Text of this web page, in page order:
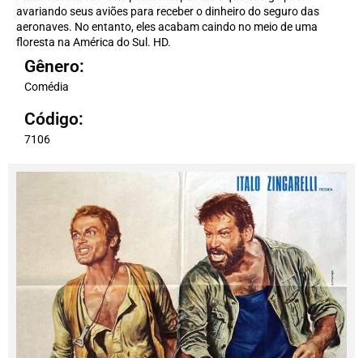
avariando seus aviões para receber o dinheiro do seguro das
aeronaves. No entanto, eles acabam caindo no meio de uma
floresta na América do Sul. HD.
Gênero:
Comédia
Código:
7106